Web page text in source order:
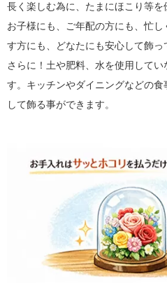
長く楽しむ為に、たまにほこり等を
お子様にも、ご年配の方にも、忙
す方にも、どなたにも安心して飾っ
さらに！土や肥料、水を使用して
す。キッチンやダイニングなどの
して飾る事ができます。